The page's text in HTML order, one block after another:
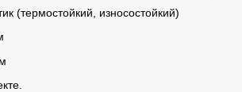
(термостойкий, износостойкий)